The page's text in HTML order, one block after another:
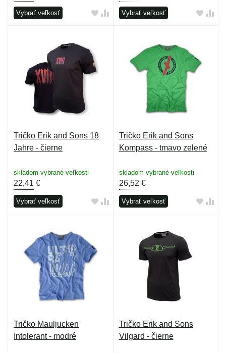
Vybrať veľkosť Vybrať veľkosť
Tričko Erik and Sons 18
Jahre - čierne
skladom vybrané veľkosti
22,41 €
Vybrať veľkosť
Tričko Erik and Sons
Kompass - tmavo zelené
skladom vybrané veľkosti
26,52 €
Vybrať veľkosť
Tričko Mauljucken
Intolerant - modré
Tričko Erik and Sons
Vilgard - čierne